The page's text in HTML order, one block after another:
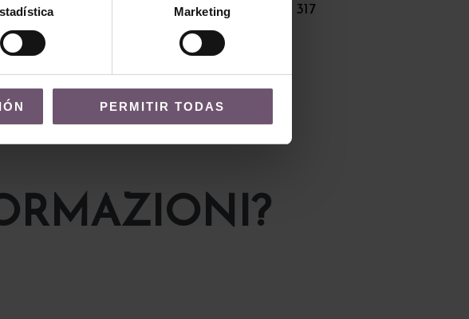
Marketing
PERMITIR TODAS
Mod 357 Baldosa Hidráulica Mod 317
LEGGI TUTTO